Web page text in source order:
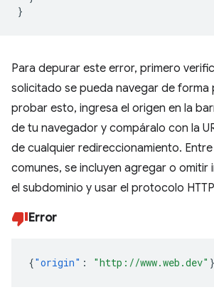
}
Para depurar este error, primero
solicitado se pueda navegar de forma
probar esto, ingresa el origen en la
de tu navegador y compáralo con la
de cualquier redireccionamiento.
comunes, se incluyen agregar o omitir
el subdominio y usar el protocolo
Error
{"origin" : "http://www.web.dev" }